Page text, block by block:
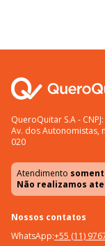
QueroQuitar S.A -
Av. dos Autonomistas,
020
Atendimento
Não realizamos
Nossos contatos
WhatsApp:+55 (11)